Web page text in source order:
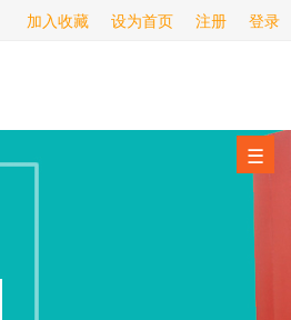
登录
注册
设为首页
加入收藏
☰